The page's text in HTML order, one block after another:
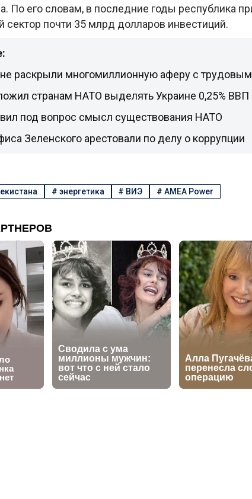
По его словам, в последние годы республика
сектор почти 35 млрд долларов инвестиций.
раскрыли многомиллионную аферу с
странам НАТО выделять Украине 0,25%
под вопрос смысл существования НАТО
Зеленского арестовали по делу о коррупции
# энергетика # ВИЭ #AMEA Power